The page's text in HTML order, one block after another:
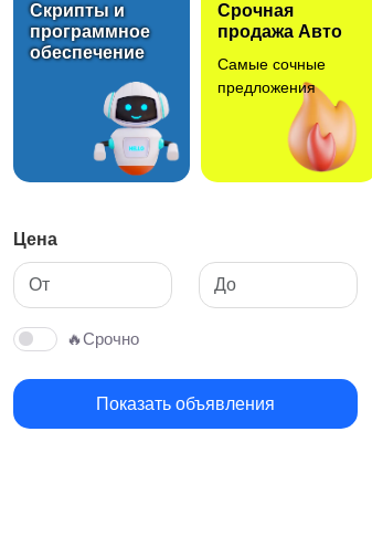
Скрипты и
программное
обеспечение
Срочная
продажа Авто
Самые сочные
предложения
Цена
🔥Срочно
Показать объявления